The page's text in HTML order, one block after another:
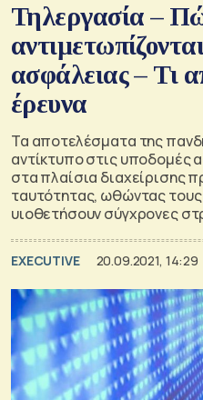
Τηλεργασία –
ασφάλειας – Τι
έρευνα
Τα αποτελέσματα της
αντίκτυπο στις υποδομές
στα πλαίσια διαχείρισης
ταυτότητας, ωθώντας τους
υιοθετήσουν σύγχρονες
EXECUTIVE 20.09.2021, 14:29